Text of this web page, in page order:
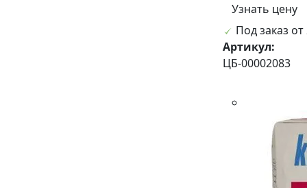
Узнать цену
Под заказ от
Артикул:
ЦБ-00002083